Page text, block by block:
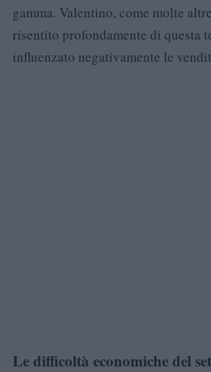
gamma. Valentino, come molte
risentito profondamente di questa
influenzato negativamente le
Le difficoltà economiche del